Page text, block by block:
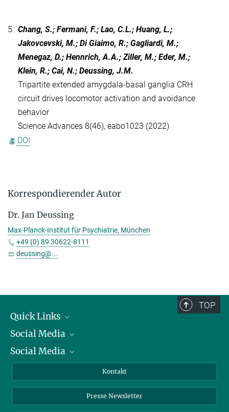
5. Chang, S.; Fermani, F.; Lao, C.L.; Huang, L.;
Jakovcevski, M.; Di Giaimo, R.; Gagliardi, M.;
Menegaz, D.; Hennrich, A.A.; Ziller, M.; Eder, M.;
Klein, R.; Cai, N.; Deussing, J.M.
Tripartite extended amygdala-basal ganglia CRH
circuit drives locomotor activation and avoidance
behavior
Science Advances 8(46), eabo1023 (2022)
DOI
Korrespondierender Autor
Dr. Jan Deussing
Max-Planck-Institut für Psychiatrie, München
+49 (0) 89 30622-8111
deussing@...
TOP
Quick Links
Präsident
Zahlen und Fakten
Social Media
Bluesky
TikTok
Social Media
Instagram
YouTube
Kontakt
Presse Newsletter